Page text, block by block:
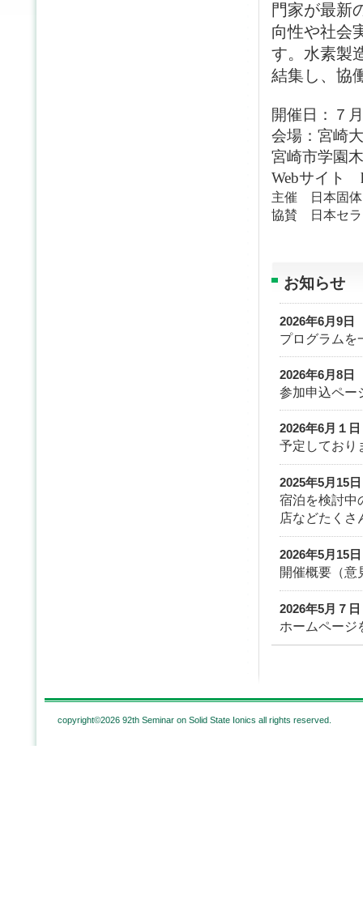
門家が最新
向性や社会
す。水素製
結集し、協
開催日：７
会場： 宮崎
宮崎市学園
Webサイト
主催 日本固体
協賛 日本セラ
お知らせ
2026年6月9日
プログラムを
2026年6月8日
参加申込ペー
2026年6月１日
予定しており
2025年5月15日
宿泊を検討中
店などたくさ
2026年5月15日
開催概要（意
2026年5月７日
ホームページ
copyright©2026 92th Seminar on Solid State Ionics all rights reserved.